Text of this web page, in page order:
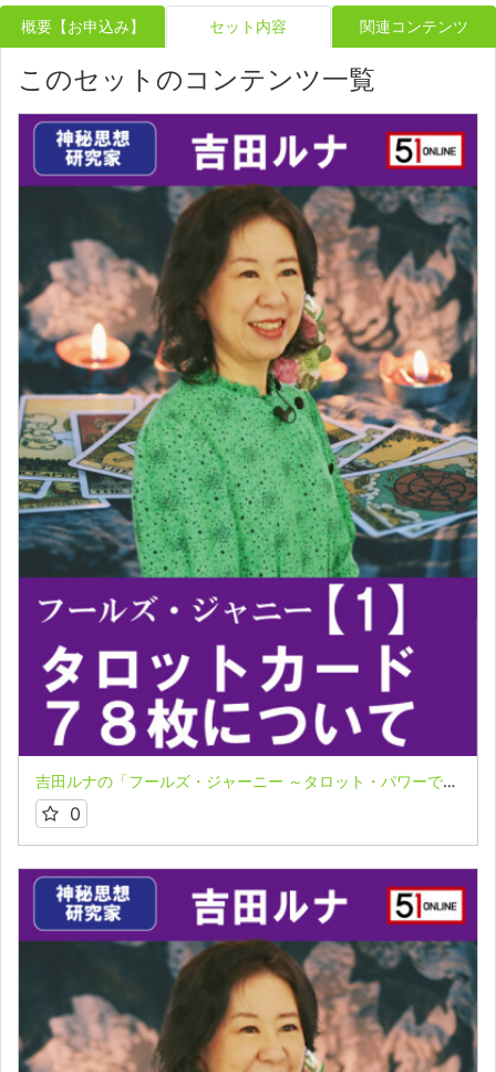
概要【お申込み】 セット内容 関連コンテンツ
このセットのコンテンツ一覧
吉田ルナの「フールズ・ジャーニー ～タロット・パワーで飛翔する魂～」1
0